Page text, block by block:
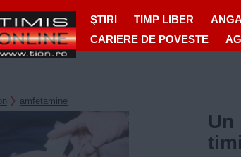
ŞTIRI TIMP LIBER
CARIERE DE POVESTE
amfetamine
Un